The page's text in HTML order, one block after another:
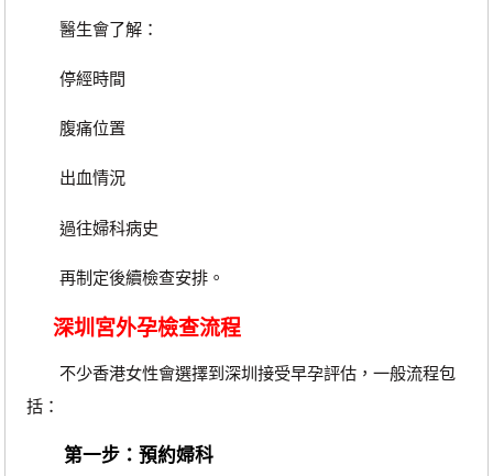
醫生會了解：
停經時間
腹痛位置
出血情況
過往婦科病史
再制定後續檢查安排。
深圳宮外孕檢查流程
不少香港女性會選擇到深圳接受早孕評估，一般流程包
括：
第一步：預約婦科